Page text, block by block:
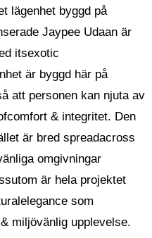
lägenhet byggd på
Jaypee Udaan är
itsexotic
är byggd här på
att personen kan njuta av
& integritet. Den
är bred spreadacross
omgivningar
är hela projektet
som
miljövänlig upplevelse.